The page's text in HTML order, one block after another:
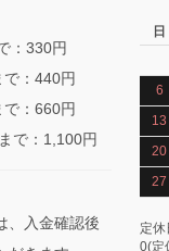
：330円
：440円
：660円
で：1,100円
、入金確認後
日
6
13
20
27
定
0(定